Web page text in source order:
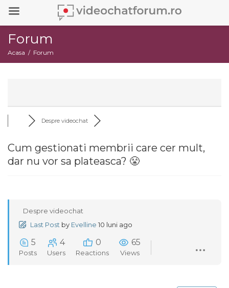
Forum
Acasa Forum
Despre videochat
Cum gestionati membrii care cer mult,
dar nu vor sa plateasca? 😤
Despre videochat
Last Post by Evelline 10 luni ago
5
Posts
4
Users
0
Reactions
65
Views